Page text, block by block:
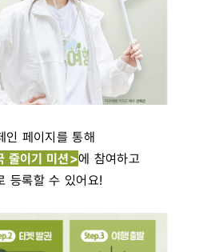
인 페이지를 통해
줄이기 미션>에 참여하고
등록할 수 있어요!